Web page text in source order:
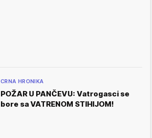
CRNA HRONIKA
POŽAR U PANČEVU: Vatrogasci se
bore sa VATRENOM STIHIJOM!